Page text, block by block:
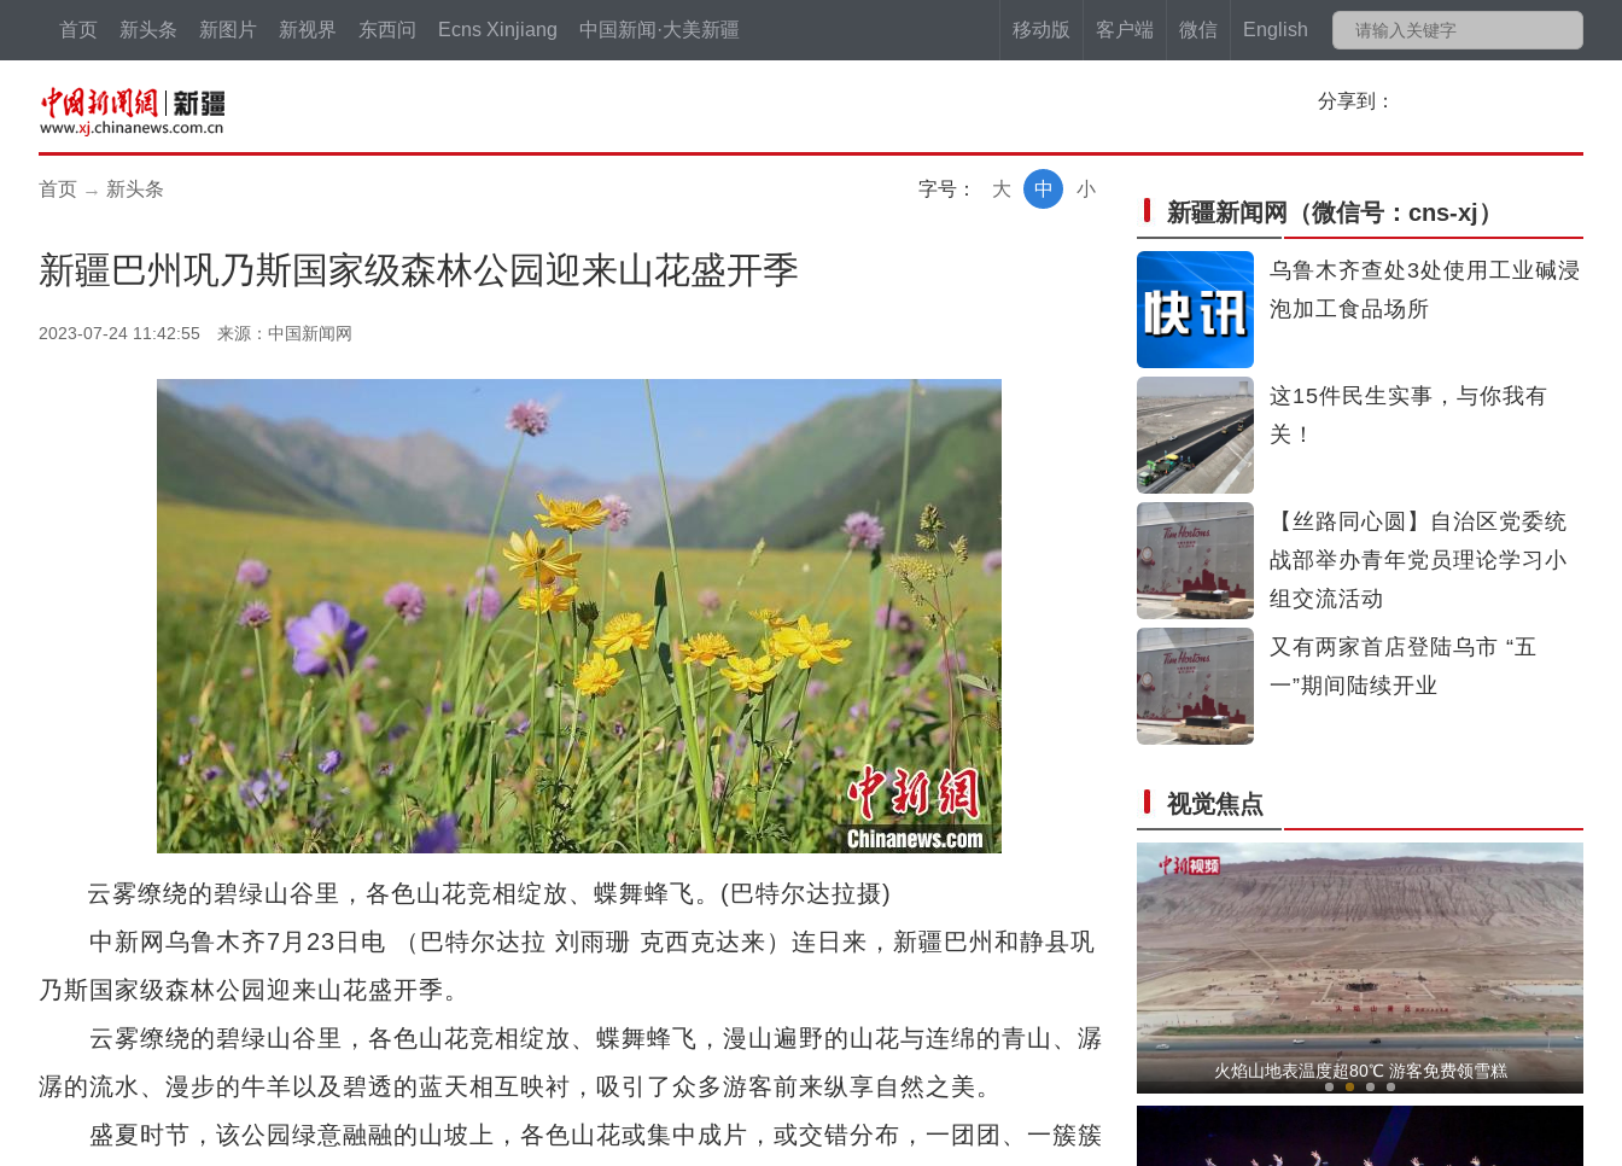
移动版 客户端 微信 English
首页 新头条 新图片 新视界 东西问 Ecns Xinjiang 中国新闻·大美新疆
分享到：
首页 → 新头条 字号： 小
中
大
新疆巴州巩乃斯国家级森林公园迎来山花盛开季
2023-07-24 11:42:55 来源：中国新闻网
云雾缭绕的碧绿山谷里，各色山花竞相绽放、蝶舞蜂飞。(巴特尔达拉摄)
中新网乌鲁木齐7月23日电 （巴特尔达拉 刘雨珊 克西克达来）连日来，新疆巴州和静县巩
乃斯国家级森林公园迎来山花盛开季。
云雾缭绕的碧绿山谷里，各色山花竞相绽放、蝶舞蜂飞，漫山遍野的山花与连绵的青山、潺
潺的流水、漫步的牛羊以及碧透的蓝天相互映衬，吸引了众多游客前来纵享自然之美。
盛夏时节，该公园绿意融融的山坡上，各色山花或集中成片，或交错分布，一团团、一簇簇
新疆新闻网 （微信号：cns-xj）
乌鲁木齐查处3处使用工业碱浸
泡加工食品场所
这15件民生实事，与你我有
关！
【丝路同心圆】自治区党委统
战部举办青年党员理论学习小
组交流活动
又有两家首店登陆乌市 “五
一”期间陆续开业
视觉焦点
新疆美食：和田凉粉
新疆福海：夏牧场沃野千里牛羊肥硕
火焰山地表温度超80℃ 游客免费领雪糕